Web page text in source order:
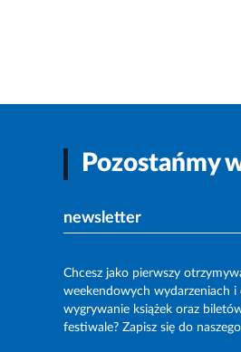
Pozostańmy
newsletter
Chcesz jako pierwszy
weekendowych wydarzeniach i
wygrywanie książek oraz
festiwale? Zapisz się do